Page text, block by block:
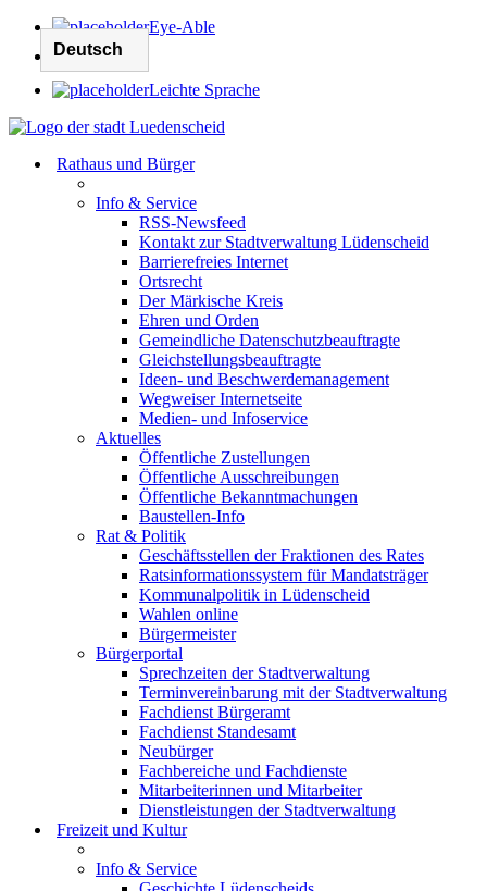
Eye-Able
Leichte Sprache
Rathaus und Bürger
Info & Service
RSS-Newsfeed
Kontakt zur Stadtverwaltung Lüdenscheid
Barrierefreies Internet
Ortsrecht
Der Märkische Kreis
Ehren und Orden
Gemeindliche Datenschutzbeauftragte
Gleichstellungsbeauftragte
Ideen- und Beschwerdemanagement
Wegweiser Internetseite
Medien- und Infoservice
Aktuelles
Öffentliche Zustellungen
Öffentliche Ausschreibungen
Öffentliche Bekanntmachungen
Baustellen-Info
Rat & Politik
Geschäftsstellen der Fraktionen des Rates
Ratsinformationssystem für Mandatsträger
Kommunalpolitik in Lüdenscheid
Wahlen online
Bürgermeister
Bürgerportal
Sprechzeiten der Stadtverwaltung
Terminvereinbarung mit der Stadtverwaltung
Fachdienst Bürgeramt
Fachdienst Standesamt
Neubürger
Fachbereiche und Fachdienste
Mitarbeiterinnen und Mitarbeiter
Dienstleistungen der Stadtverwaltung
Freizeit und Kultur
Info & Service